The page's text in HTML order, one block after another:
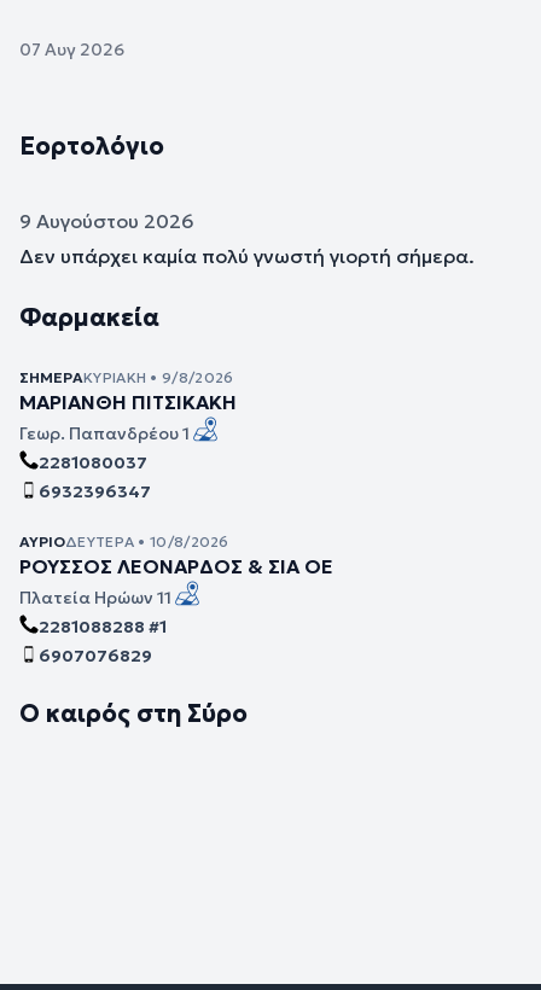
07 Αυγ 2026
Εορτολόγιο
9 Αυγούστου 2026
Δεν υπάρχει καμία πολύ γνωστή γιορτή σήμερα.
Φαρμακεία
ΣΉΜΕΡΑΚΥΡΙΑΚΉ • 9/8/2026
ΜΑΡΙΑΝΘΗ ΠΙΤΣΙΚΑΚΗ
Γεωρ. Παπανδρέου 1
2281080037
6932396347
ΑΎΡΙΟΔΕΥΤΈΡΑ • 10/8/2026
ΡΟΥΣΣΟΣ ΛΕΟΝΑΡΔΟΣ & ΣΙΑ ΟΕ
Πλατεία Ηρώων 11
2281088288 #1
6907076829
Ο καιρός στη Σύρο